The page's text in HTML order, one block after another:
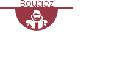
Bougez